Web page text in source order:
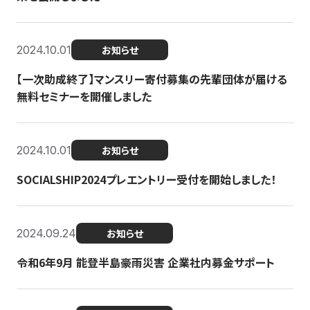
2024.10.01 お知らせ
【一次助成終了】マンスリー寄付募集の先輩団体が届ける
無料セミナーを開催しました
2024.10.01 お知らせ
SOCIALSHIP2024プレエントリー受付を開始しました！
2024.09.24 お知らせ
令和6年9月 能登半島豪雨災害 企業社内募金サポート